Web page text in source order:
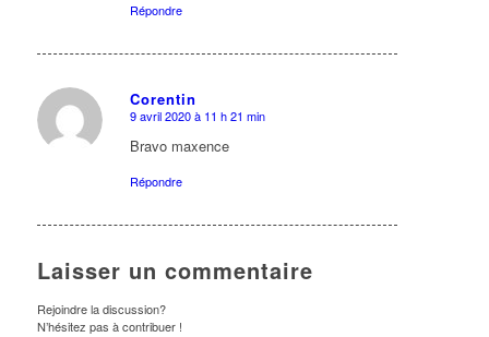
Répondre
Corentin
dit
:
9 avril 2020 à 11 h 21 min
Bravo maxence
Répondre
Laisser un commentaire
Rejoindre la discussion?
N’hésitez pas à contribuer !